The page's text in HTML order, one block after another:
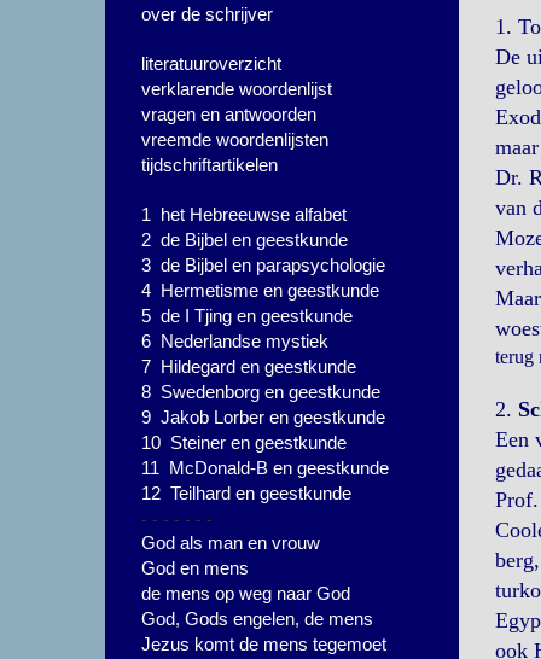
over de schrijver
literatuuroverzicht
verklarende woordenlijst
vragen en antwoorden
vreemde woordenlijsten
tijdschriftartikelen
1 het Hebreeuwse alfabet
2 de Bijbel en geestkunde
3 de Bijbel en parapsychologie
4 Hermetisme en geestkunde
5 de I Tjing en geestkunde
6 Nederlandse mystiek
7 Hildegard en geestkunde
8 Swedenborg en geestkunde
9 Jakob Lorber en geestkunde
10 Steiner en geestkunde
11 McDonald-B en geestkunde
12 Teilhard en geestkunde
- - - - - - -
God als man en vrouw
God en mens
de mens op weg naar God
God, Gods engelen, de mens
Jezus komt de mens tegemoet
1.
De
Dr.
van
terug
2.
Een
ook